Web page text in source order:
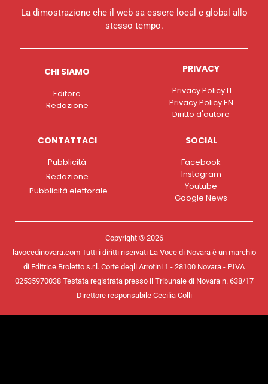
La dimostrazione che il web sa essere local e global allo
stesso tempo.
CHI SIAMO
Editore
Redazione
PRIVACY
Privacy Policy IT
Privacy Policy EN
Diritto d'autore
CONTATTACI
Pubblicità
Redazione
Pubblicità elettorale
SOCIAL
Facebook
Instagram
Youtube
Google News
Copyright © 2026
lavocedinovara.com Tutti i diritti riservati La Voce di Novara è un marchio
di Editrice Broletto s.r.l. Corte degli Arrotini 1 - 28100 Novara - P.IVA
02535970038 Testata registrata presso il Tribunale di Novara n. 638/17
Direttore responsabile Cecilia Colli